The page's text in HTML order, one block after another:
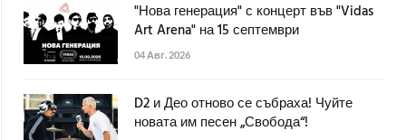
"Нова генерация" с концерт във "Vidas
Art Arena" на 15 септември
04 Авг. 2026
D2 и Део отново се събраха! Чуйте
новата им песен „Свобода“!